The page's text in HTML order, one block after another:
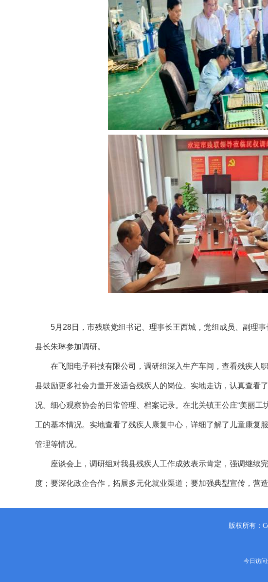
5月28日，市残联党组书记、理事长王西城，党组成员、副理事
县长朱琳参加调研。
在飞阳电子科技有限公司，调研组深入生产车间，查看残疾人
县鼓励更多社会力量开发适合残疾人的岗位。实地走访，认真查看
况。细心观察协会的日常管理、档案记录。在北关镇王公庄“美丽
工的基本情况。实地查看了残疾人康复中心，详细了解了儿童康复
管理等情况。
座谈会上，调研组对我县残疾人工作成效表示肯定，强调继续
度；要深化政企合作，拓展多元化就业渠道；要加强典型宣传，营
版权所有：
今日访